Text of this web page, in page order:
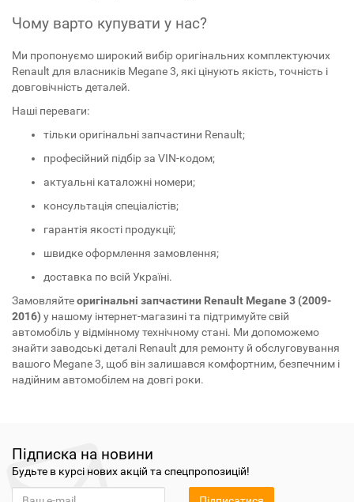
Чому варто купувати у нас?
Ми пропонуємо широкий вибір оригінальних комплектуючих
Renault для власників Megane 3, які цінують якість, точність і
довговічність деталей.
Наші переваги:
тільки оригінальні запчастини Renault;
професійний підбір за VIN-кодом;
актуальні каталожні номери;
консультація спеціалістів;
гарантія якості продукції;
швидке оформлення замовлення;
доставка по всій Україні.
Замовляйтеоригінальні запчастини Renault Megane 3 (2009-
2016) у нашому інтернет-магазині та підтримуйте свій
автомобіль у відмінному технічному стані. Ми допоможемо
знайти заводські деталі Renault для ремонту й обслуговування
вашого Megane 3, щоб він залишався комфортним, безпечним і
надійним автомобілем на довгі роки.
Підписка на новини
Будьте в курсі нових акцій та спецпропозицій!